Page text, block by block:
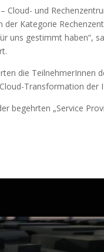
– Cloud- und
Kategorie
uns gestimmt haben“,
die
Transformation
begehrten „Service